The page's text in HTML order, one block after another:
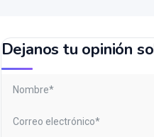
Dejanos tu opinión